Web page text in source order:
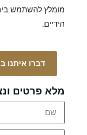
מומלץ להשתמש
הידיים.
דברו איתנו
מלא פרטים